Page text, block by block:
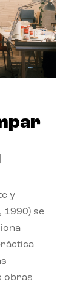
y
1990) se
obras